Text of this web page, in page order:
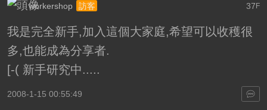
37F
workershop 訪客
我是完全新手,加入這個大家庭,希望可以收穫很
多,也能成為分享者.
[-( 新手研究中.....
2008-1-15 00:55:49